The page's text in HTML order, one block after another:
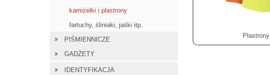
kamizelki i plastrony
fartuchy, śliniaki, jaśki itp.
PIŚMIENNICZE
GADŻETY
IDENTYFIKACJA
Plastrony